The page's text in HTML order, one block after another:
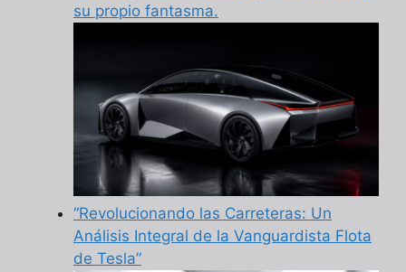
su propio fantasma.
“Revolucionando las Carreteras: Un
Análisis Integral de la Vanguardista Flota
de Tesla”